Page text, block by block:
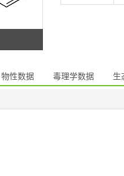
物性数据 毒理学数据 生